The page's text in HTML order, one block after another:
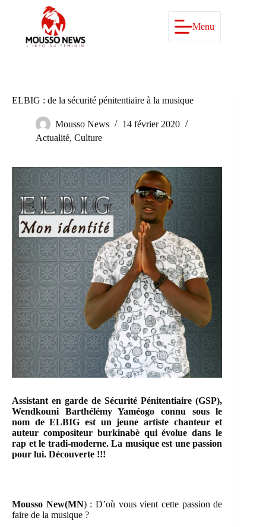
Menu
ELBIG : de la sécurité pénitentiaire à la musique
Mousso News
14 février 2020
Actualité, Culture
Assistant en garde de Sécurité Pénitentiaire (GSP),
Wendkouni Barthélémy Yaméogo connu sous le
nom de ELBIG est un jeune artiste chanteur et
auteur compositeur burkinabè qui évolue dans le
rap et le tradi-moderne. La musique est une passion
pour lui. Découverte !!!
Mousso New(MN) : D’où vous vient cette passion de
faire de la musique ?